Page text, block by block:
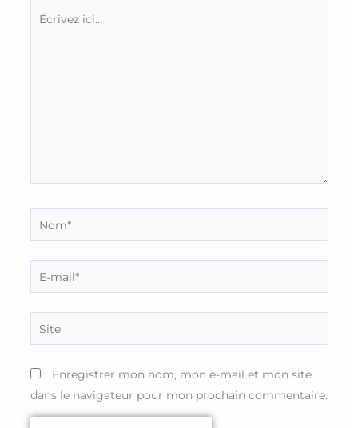
Nom*
E-
mail*
Site
Enregistrer mon nom, mon e-mail et mon site
dans le navigateur pour mon prochain commentaire.